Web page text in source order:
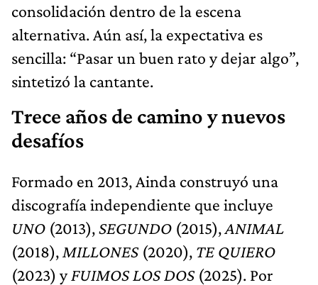
consolidación dentro de la escena
alternativa. Aún así, la expectativa es
sencilla: “Pasar un buen rato y dejar algo”,
sintetizó la cantante.
Trece años de camino y nuevos
desafíos
Formado en 2013, Ainda construyó una
discografía independiente que incluye
UNO (2013),SEGUNDO (2015),ANIMAL
(2018), MILLONES (2020), TE QUIERO
(2023) yFUIMOS LOS DOS (2025). Por